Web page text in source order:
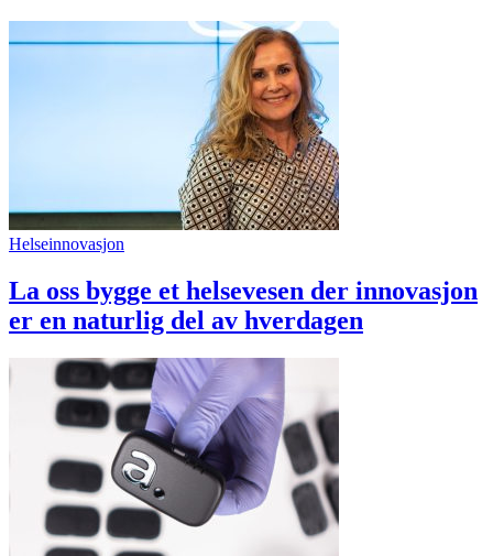
Helseinnovasjon
La oss bygge et helsevesen der innovasjon
er en naturlig del av hverdagen